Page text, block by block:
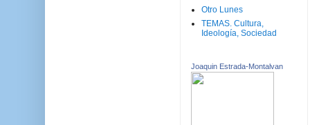
Otro Lunes
TEMAS. Cultura,
Ideología, Sociedad
Joaquin Estrada-Montalvan